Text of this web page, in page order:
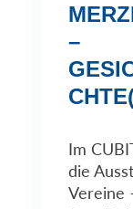
–
Im
die
Vereine